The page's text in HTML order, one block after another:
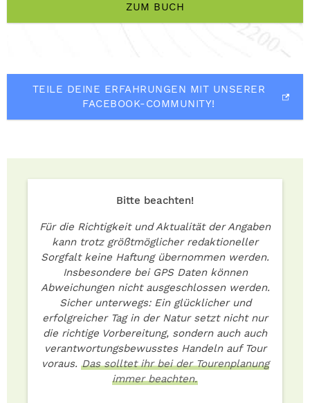
ZUM BUCH
TEILE DEINE ERFAHRUNGEN MIT UNSERER
FACEBOOK-COMMUNITY!
Bitte beachten!
Für die Richtigkeit und Aktualität der Angaben
kann trotz größtmöglicher redaktioneller
Sorgfalt keine Haftung übernommen werden.
Insbesondere bei GPS Daten können
Abweichungen nicht ausgeschlossen werden.
Sicher unterwegs: Ein glücklicher und
erfolgreicher Tag in der Natur setzt nicht nur
die richtige Vorbereitung, sondern auch auch
verantwortungsbewusstes Handeln auf Tour
voraus. Das solltet ihr bei der Tourenplanung
immer beachten.